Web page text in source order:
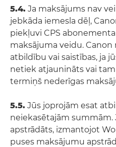
5.4. Ja maksājums nav
jebkāda iemesla dēļ,
piekļuvi CPS
maksājuma veidu.
atbildību vai saistības, ja
netiek atjaunināts vai
termiņš nederīgas
5.5. Jūs joprojām esat
neiekasētajām
apstrādāts, izmantojot
puses maksājumu